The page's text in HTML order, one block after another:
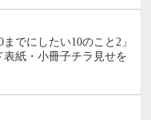
までにしたい10のこと2」
紙・小冊子チラ見せを